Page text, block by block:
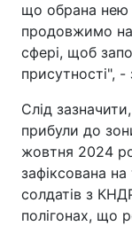
що обрана нею
продовжимо
сфері, щоб
присутності",
Слід
прибули до
жовтня 2024
зафіксована
солдатів з
полігонах, що